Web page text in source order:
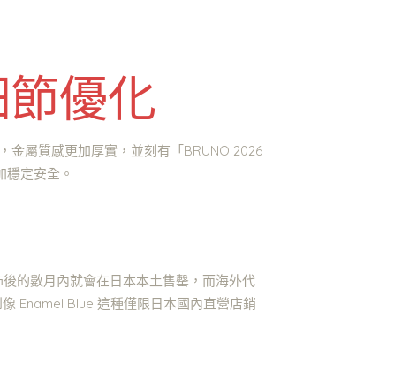
優化
金屬質感更加厚實，並刻有「BRUNO 2026
定安全。
的數月內就會在日本本土售罄，而海外代
Enamel Blue 這種僅限日本國內直營店銷